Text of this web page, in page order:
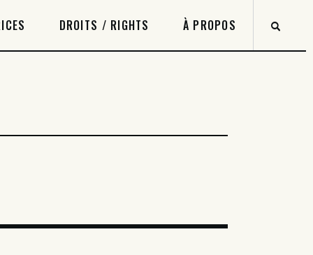
DROITS / RIGHTS À PROPOS